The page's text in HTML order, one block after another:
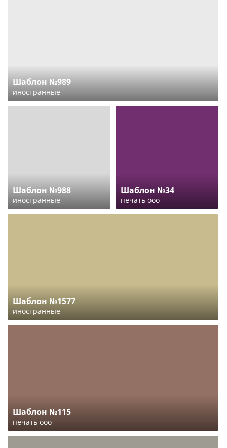
Шаблон №989
иностранные
Шаблон №988
иностранные
Шаблон №34
печать ооо
Шаблон №1577
иностранные
Шаблон №115
печать ооо